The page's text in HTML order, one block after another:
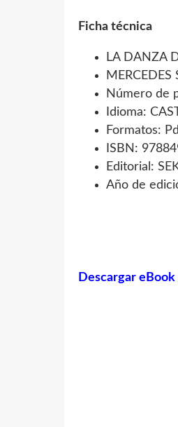
Ficha técnica
LA DANZA
MERCEDES
Número de
Idioma:
Formatos:
ISBN:
Editorial:
Año de
Descargar